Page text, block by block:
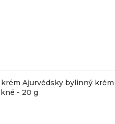
krém Ajurvédsky bylinný krém
- 20 g